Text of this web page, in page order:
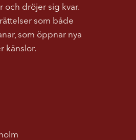
och dröjer sig kvar.
som både
som öppnar nya
känslor.